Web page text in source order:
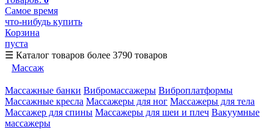
Самое время
что-нибудь купить
Корзина
пуста
☰ Каталог товаров более 3790 товаров
Массаж
Массажные банки Вибромассажеры Виброплатформы
Массажные кресла Массажеры для ног Массажеры для тела
Массажер для спины Массажеры для шеи и плеч Вакуумные
массажеры